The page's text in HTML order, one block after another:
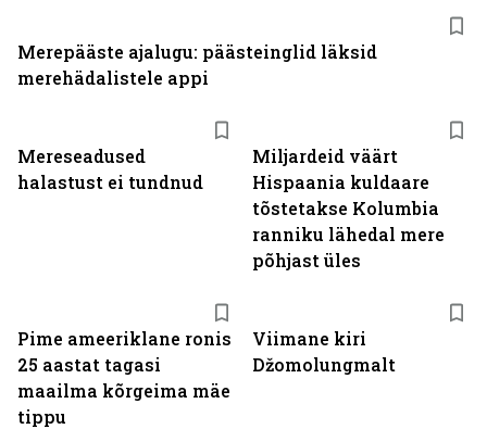
Mereseadused
halastust ei tundnud
Miljardeid väärt
Hispaania kuldaare
tõstetakse Kolumbia
ranniku lähedal mere
põhjast üles
Pime ameeriklane ronis
25 aastat tagasi
maailma kõrgeima mäe
tippu
Viimane kiri
Džomolungmalt
Merepääste ajalugu: päästeinglid läksid
merehädalistele appi